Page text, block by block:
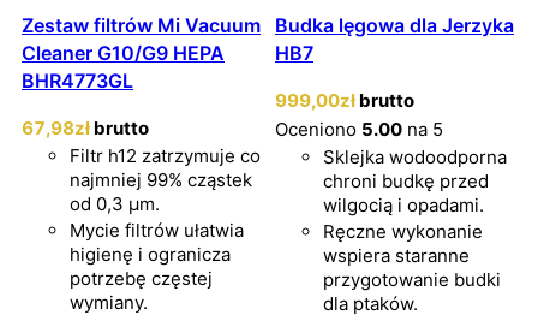
Zestaw filtrów Mi Vacuum
Cleaner G10/G9 HEPA
BHR4773GL
67,98zł brutto
Filtr h12 zatrzymuje co
najmniej 99% cząstek
od 0,3 µm.
Mycie filtrów ułatwia
higienę i ogranicza
potrzebę częstej
wymiany.
Budka lęgowa dla Jerzyka
HB7
999,00zł brutto
Oceniono 5.00 na 5
Sklejka wodoodporna
chroni budkę przed
wilgocią i opadami.
Ręczne wykonanie
wspiera staranne
przygotowanie budki
dla ptaków.